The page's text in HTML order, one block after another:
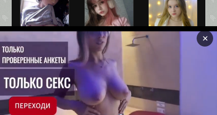
версия TIK-
TOK!
✅Без цензуры✅
Лара, 19
Ебливая мелкая
шлюшка
Все игры размещенные на сайте только для
совершеннолетних, поэтому если Вам нет 18 лет, покиньте
✕